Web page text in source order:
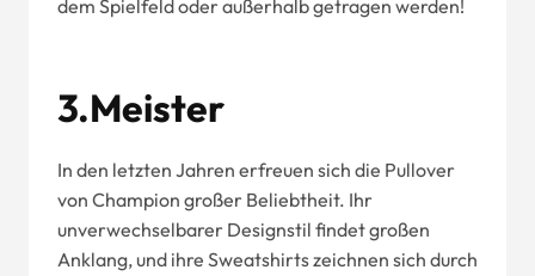
dem Spielfeld oder außerhalb getragen werden!
3.Meister
In den letzten Jahren erfreuen sich die Pullover
von Champion großer Beliebtheit. Ihr
unverwechselbarer Designstil findet großen
Anklang, und ihre Sweatshirts zeichnen sich durch